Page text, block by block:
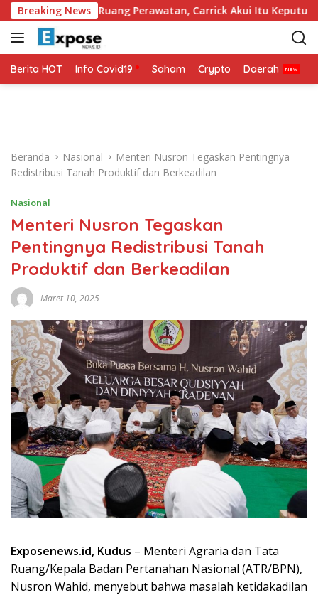
a
g
u
Breaking News
Masuk Ruang Perawatan, Carrick Akui Itu Keputusan
Berita HOT Info Covid19 Saham Crypto Daerah
Beranda Nasional
Menteri Nusron Tegaskan Pentingnya
Redistribusi Tanah Produktif dan Berkeadilan
Nasional
Menteri Nusron Tegaskan
Pentingnya Redistribusi Tanah
Produktif dan Berkeadilan
Maret 10, 2025
Exposenews.id, Kudus – Menteri Agraria dan Tata
Ruang/Kepala Badan Pertanahan Nasional (ATR/BPN),
Nusron Wahid, menyebut bahwa masalah ketidakadilan